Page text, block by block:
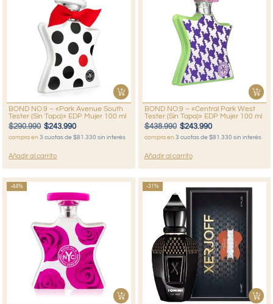
BOND NO.9 – «Park Avenue South
Tester (Sin Tapa)» EDP Mujer 100 ml
$290.990 $243.990
compra en3 cuotas de $81.330 sin interés
Añadir al carrito
BOND NO.9 – «Central Park West
Tester (Sin Tapa)» EDP Mujer 100 ml
$438.990 $243.990
compra en 3 cuotas de $81.330 sin interés
Añadir al carrito
-44% -31%